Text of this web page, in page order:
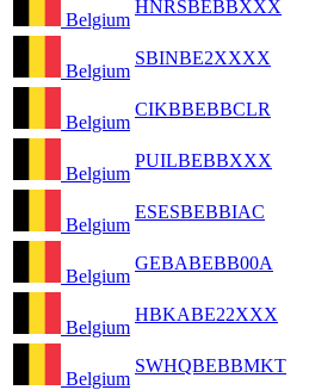
Belgium
HNRSBEBBXXX
Belgium
SBINBE2XXXX
Belgium
CIKBBEBBCLR
Belgium
PUILBEBBXXX
Belgium
ESESBEBBIAC
Belgium
GEBABEBB00A
Belgium
HBKABE22XXX
Belgium
SWHQBEBBMKT